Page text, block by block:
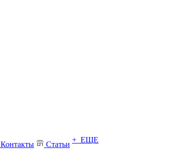
Контакты Статьи
+ ЕЩЕ